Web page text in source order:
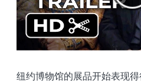
纽约博物馆的展品开始表现